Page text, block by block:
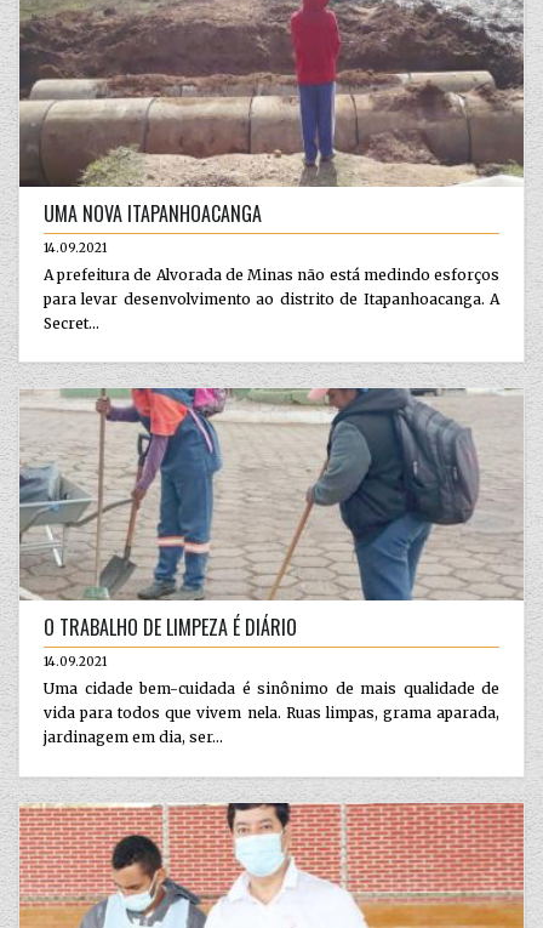
UMA NOVA ITAPANHOACANGA
14.09.2021
A prefeitura de Alvorada de Minas não está medindo esforços
para levar desenvolvimento ao distrito de Itapanhoacanga. A
Secret...
O TRABALHO DE LIMPEZA É DIÁRIO
14.09.2021
Uma cidade bem-cuidada é sinônimo de mais qualidade de
vida para todos que vivem nela. Ruas limpas, grama aparada,
jardinagem em dia, ser...